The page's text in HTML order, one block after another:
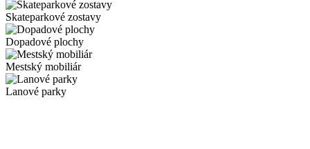
Skateparkové zostavy
Dopadové plochy
Mestský mobiliár
Lanové parky